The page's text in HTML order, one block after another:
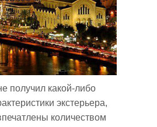
получил какой-либо
экстерьера,
количеством